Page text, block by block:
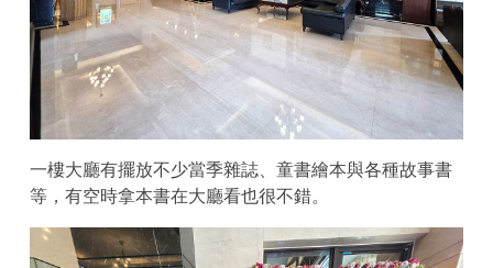
一樓大廳有擺放不少當季雜誌、童書繪本與各種故事書
等，有空時拿本書在大廳看也很不錯。